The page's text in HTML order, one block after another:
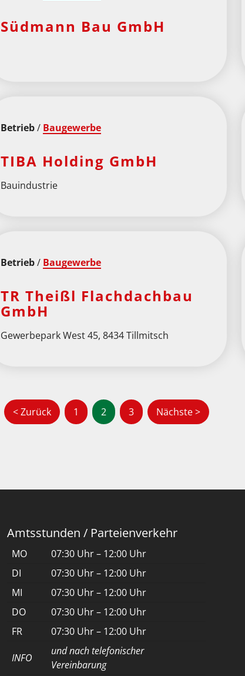
Südmann Bau GmbH
Betrieb/ Baugewerbe
TIBA Holding GmbH
Bauindustrie
Betrieb/ Baugewerbe
TR Theißl Flachdachbau
GmbH
Gewerbepark West 45, 8434 Tillmitsch
< Zurück 1 2 3 Nächste >
Amtsstunden / Parteienverkehr
MO
07:30 Uhr – 12:00 Uhr
DI
07:30 Uhr – 12:00 Uhr
MI
07:30 Uhr – 12:00 Uhr
DO
07:30 Uhr – 12:00 Uhr
FR
07:30 Uhr – 12:00 Uhr
INFO
und nach telefonischer
Vereinbarung